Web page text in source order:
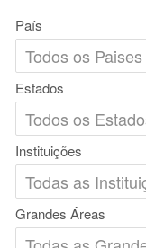
País
Estados
Instituições
Grandes Áreas